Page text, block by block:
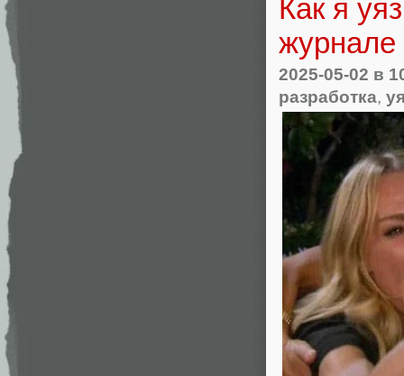
Как я
журнале
2025-05-02 в
разработка,